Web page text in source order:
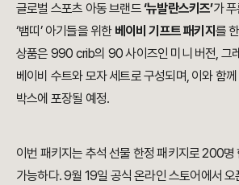
글로벌 스포츠 아동 브랜드‘뉴발란스키즈’가
‘뱀띠’ 아기들을 위한 베이비 기프트 패키지를
상품은 990 crib의 90 사이즈인 미니 버전, 그
베이비 수트와 모자 세트로 구성되며, 이와 함
박스에 포장될 예정.
이번 패키지는 추석 선물 한정 패키지로 200명
가능하다. 9월 19일 공식 온라인 스토어에서